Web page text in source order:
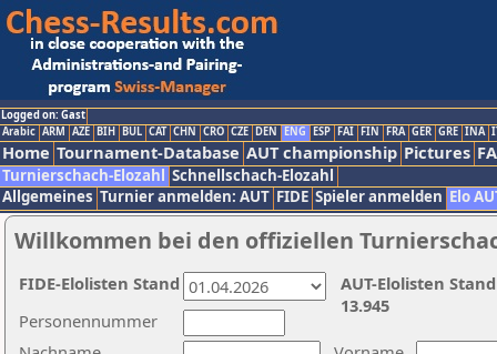
Logged on: Gast
Arabic ARM AZE BIH BUL CAT CHN CRO CZE DEN ENG ESP FAI FIN FRA GER GRE INA
Home Tournament-Database AUT championship Pictures
Turnierschach-Elozahl Schnellschach-Elozahl
Allgemeines Turnier anmelden: AUT FIDE Spieler anmelden Elo
Willkommen bei den offiziellen
Personennummer
AUT-Elolisten
13.945
FIDE-Elolisten Stand